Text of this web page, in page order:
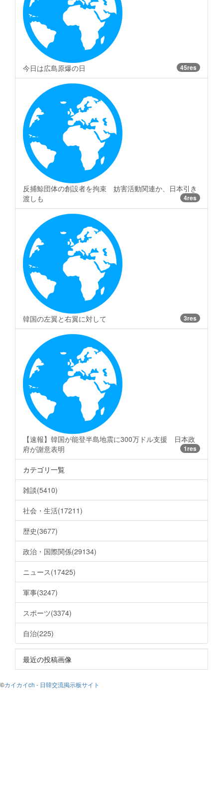
今日は広島原爆の日 45res
反捕鯨団体の創設者を拘束 妨害活動関連か、日本引き
渡しも
4res
韓国の左翼と右翼に対して 3res
【速報】韓国が能登半島地震に300万ドル支援 日本政
府が謝意表明
1res
カテゴリ一覧
雑談(5410)
社会・生活(17211)
歴史(3677)
政治・国際関係(29134)
ニュース(17425)
軍事(3247)
スポーツ(3374)
自治(225)
最近の投稿画像
©カイカイch - 日韓交流掲示板サイト